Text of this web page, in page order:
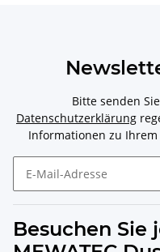
Bitte senden
Datenschutzerklärung
Informationen zu
Besuchen Sie